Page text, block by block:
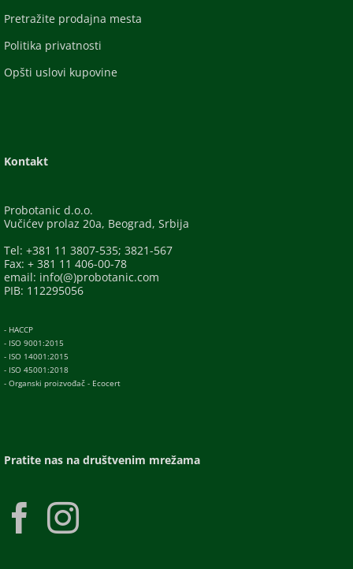
Pretražite prodajna mesta
Politika privatnosti
Opšti uslovi kupovine
Kontakt
Probotanic d.o.o.
Vučićev prolaz 20a, Beograd, Srbija
Tel: +381 11 3807-535; 3821-567
Fax: + 381 11 406-00-78
email: info(@)probotanic.com
PIB: 112295056
- HACCP
- ISO 9001:2015
- ISO 14001:2015
- ISO 45001:2018
- Organski proizvođač - Ecocert
Pratite nas na društvenim mrežama